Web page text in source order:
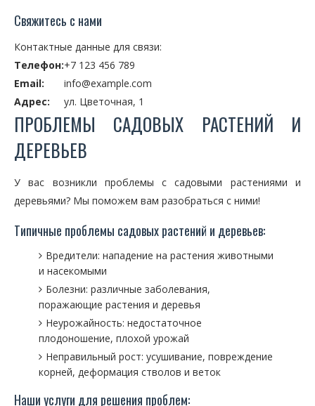
Свяжитесь с нами
Контактные данные для связи:
Телефон:+7 123 456 789
Email:
info@example.com
Адрес:
ул. Цветочная, 1
ПРОБЛЕМЫ САДОВЫХ РАСТЕНИЙ И
ДЕРЕВЬЕВ
У вас возникли проблемы с садовыми растениями и
деревьями? Мы поможем вам разобраться с ними!
Типичные проблемы садовых растений и деревьев:
Вредители: нападение на растения животными
и насекомыми
Болезни: различные заболевания,
поражающие растения и деревья
Неурожайность: недостаточное
плодоношение, плохой урожай
Неправильный рост: усушивание, повреждение
корней, деформация стволов и веток
Наши услуги для решения проблем: